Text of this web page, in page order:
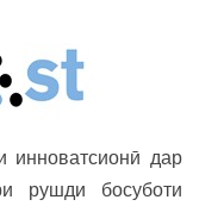
инноватсионӣ дар
рушди босуботи